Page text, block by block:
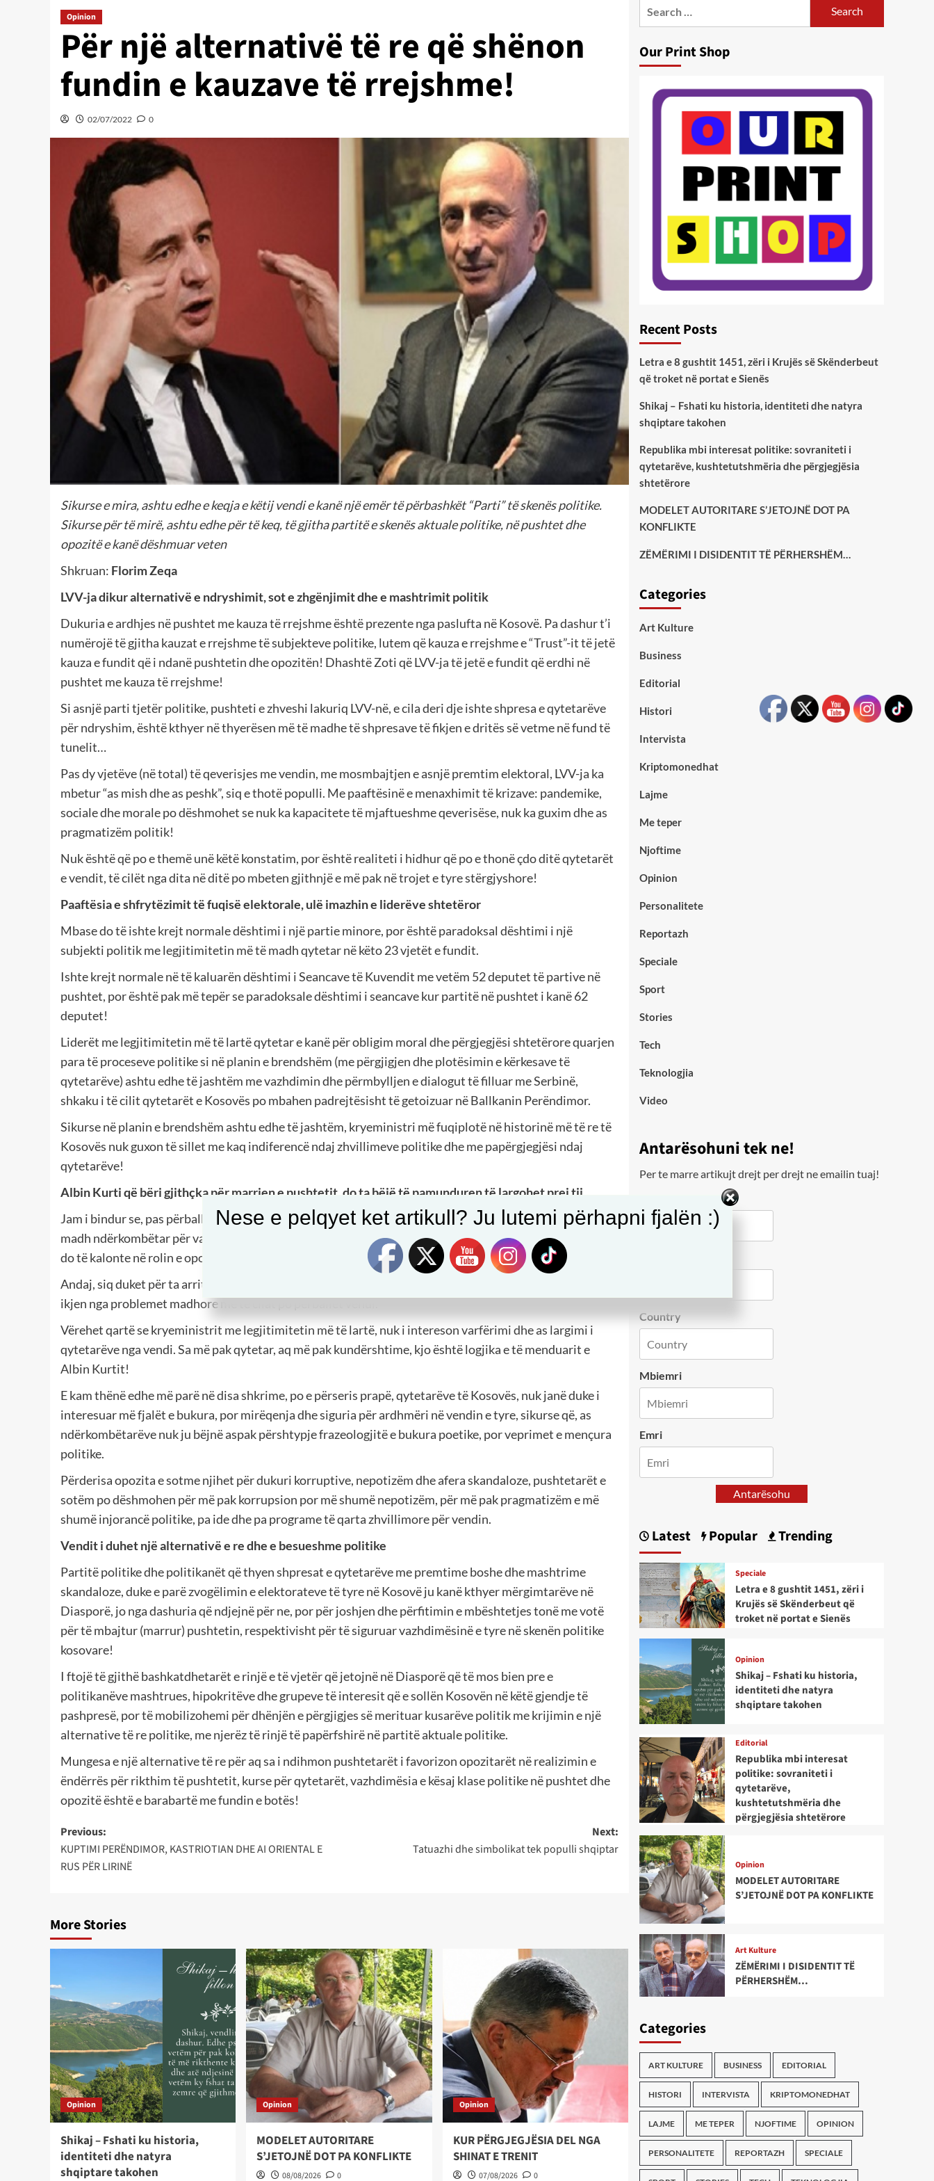
Opinion
Për një alternativë të re që shënon
fundin e kauzave të rrejshme!
02/07/2022 0
Sikurse e mira, ashtu edhe e keqja e këtij vendi e kanë një emër të përbashkët “Parti” të skenës politike.
Sikurse për të mirë, ashtu edhe për të keq, të gjitha partitë e skenës aktuale politike, në pushtet dhe
opozitë e kanë dëshmuar veten
Shkruan: Florim Zeqa
LVV-ja dikur alternativë e ndryshimit, sot e zhgënjimit dhe e mashtrimit politik
Dukuria e ardhjes në pushtet me kauza të rrejshme është prezente nga paslufta në Kosovë. Pa dashur t’i
numërojë të gjitha kauzat e rrejshme të subjekteve politike, lutem që kauza e rrejshme e “Trust”-it të jetë
kauza e fundit që i ndanë pushtetin dhe opozitën! Dhashtë Zoti që LVV-ja të jetë e fundit që erdhi në
pushtet me kauza të rrejshme!
Si asnjë parti tjetër politike, pushteti e zhveshi lakuriq LVV-në, e cila deri dje ishte shpresa e qytetarëve
për ndryshim, është kthyer në thyerësen më të madhe të shpresave të fikjen e dritës së vetme në fund të
tunelit…
Pas dy vjetëve (në total) të qeverisjes me vendin, me mosmbajtjen e asnjë premtim elektoral, LVV-ja ka
mbetur “as mish dhe as peshk”, siq e thotë populli. Me paaftësinë e menaxhimit të krizave: pandemike,
sociale dhe morale po dëshmohet se nuk ka kapacitete të mjaftueshme qeverisëse, nuk ka guxim dhe as
pragmatizëm politik!
Nuk është që po e themë unë këtë konstatim, por është realiteti i hidhur që po e thonë çdo ditë qytetarët
e vendit, të cilët nga dita në ditë po mbeten gjithnjë e më pak në trojet e tyre stërgjyshore!
Paaftësia e shfrytëzimit të fuqisë elektorale, ulë imazhin e liderëve shtetëror
Mbase do të ishte krejt normale dështimi i një partie minore, por është paradoksal dështimi i një
subjekti politik me legjitimitetin më të madh qytetar në këto 23 vjetët e fundit.
Ishte krejt normale në të kaluarën dështimi i Seancave të Kuvendit me vetëm 52 deputet të partive në
pushtet, por është pak më tepër se paradoksale dështimi i seancave kur partitë në pushtet i kanë 62
deputet!
Liderët me legjitimitetin më të lartë qytetar e kanë për obligim moral dhe përgjegjësi shtetërore quarjen
para të proceseve politike si në planin e brendshëm (me përgjigjen dhe plotësimin e kërkesave të
qytetarëve) ashtu edhe të jashtëm me vazhdimin dhe përmbylljen e dialogut të filluar me Serbinë,
shkaku i të cilit qytetarët e Kosovës po mbahen padrejtësisht të getoizuar në Ballkanin Perëndimor.
Sikurse në planin e brendshëm ashtu edhe të jashtëm, kryeministri më fuqiplotë në historinë më të re të
Kosovës nuk guxon të sillet me kaq indiferencë ndaj zhvillimeve politike dhe me papërgjegjësi ndaj
qytetarëve!
Albin Kurti që bëri gjithçka për marrjen e pushtetit, do ta bëjë të pamunduren të largohet prej tij
Jam i bindur se, pas përballjes me sfidat e pushtetit në kohë të krizave të mëdha sociale dhe presionit të
madh ndërkombëtar për vazhdimin e dialogut të filluar me Serbinë Bruksel, Albin Kurti më më dëshirë
do të kalonte në rolin e opozitarit sesa të pushtetarit!
Andaj, siq duket për ta arritur qëllimin e largimit nga pushteti, Albin Kurti e ka zgjedhur indiferencën dhe
ikjen nga problemet madhore me të cilat po përballet vendi.
Vërehet qartë se kryeministrit me legjitimitetin më të lartë, nuk i intereson varfërimi dhe as largimi i
qytetarëve nga vendi. Sa më pak qytetar, aq më pak kundërshtime, kjo është logjika e të menduarit e
Albin Kurtit!
E kam thënë edhe më parë në disa shkrime, po e përseris prapë, qytetarëve të Kosovës, nuk janë duke i
interesuar më fjalët e bukura, por mirëqenja dhe siguria për ardhmëri në vendin e tyre, sikurse që, as
ndërkombëtarëve nuk ju bëjnë aspak përshtypje frazeologjitë e bukura poetike, por veprimet e mençura
politike.
Përderisa opozita e sotme njihet për dukuri korruptive, nepotizëm dhe afera skandaloze, pushtetarët e
sotëm po dëshmohen për më pak korrupsion por më shumë nepotizëm, për më pak pragmatizëm e më
shumë injorancë politike, pa ide dhe pa programe të qarta zhvillimore për vendin.
Vendit i duhet një alternativë e re dhe e besueshme politike
Partitë politike dhe politikanët që thyen shpresat e qytetarëve me premtime boshe dhe mashtrime
skandaloze, duke e parë zvogëlimin e elektorateve të tyre në Kosovë ju kanë kthyer mërgimtarëve në
Diasporë, jo nga dashuria që ndjejnë për ne, por për joshjen dhe përfitimin e mbështetjes tonë me votë
për të mbajtur (marrur) pushtetin, respektivisht për të siguruar vazhdimësinë e tyre në skenën politike
kosovare!
I ftojë të gjithë bashkatdhetarët e rinjë e të vjetër që jetojnë në Diasporë që të mos bien pre e
politikanëve mashtrues, hipokritëve dhe grupeve të interesit që e sollën Kosovën në këtë gjendje të
pashpresë, por të mobilizohemi për dhënjën e përgjigjes së merituar kusarëve politik me krijimin e një
alternative të re politike, me njerëz të rinjë të papërfshirë në partitë aktuale politike.
Mungesa e një alternative të re për aq sa i ndihmon pushtetarët i favorizon opozitarët në realizimin e
ëndërrës për rikthim të pushtetit, kurse për qytetarët, vazhdimësia e kësaj klase politike në pushtet dhe
opozitë është e barabartë me fundin e botës!
Post
navigation
Previous:
KUPTIMI PERËNDIMOR, KASTRIOTIAN DHE AI ORIENTAL E
RUS PËR LIRINË
Next:
Tatuazhi dhe simbolikat tek populli shqiptar
More Stories
Opinion
Shikaj – Fshati ku historia,
identiteti dhe natyra
shqiptare takohen
Opinion
MODELET AUTORITARE
S’JETOJNË DOT PA KONFLIKTE
08/08/2026 0
Opinion
KUR PËRGJEGJËSIA DEL NGA
SHINAT E TRENIT
07/08/2026 0
Our Print Shop
Recent Posts
Letra e 8 gushtit 1451, zëri i Krujës së Skënderbeut
që troket në portat e Sienës
Shikaj – Fshati ku historia, identiteti dhe natyra
shqiptare takohen
Republika mbi interesat politike: sovraniteti i
qytetarëve, kushtetutshmëria dhe përgjegjësia
shtetërore
MODELET AUTORITARE S’JETOJNË DOT PA
KONFLIKTE
ZËMËRIMI I DISIDENTIT TË PËRHERSHËM…
Categories
Art Kulture
Business
Editorial
Histori
Intervista
Kriptomonedhat
Lajme
Me teper
Njoftime
Opinion
Personalitete
Reportazh
Speciale
Sport
Stories
Tech
Teknologjia
Video
Antarësohuni tek ne!
Per te marre artikujt drejt per drejt ne emailin tuaj!
Country
Mbiemri
Emri
Antarësohu
Latest Popular Trending
Speciale
Letra e 8 gushtit 1451, zëri i
Krujës së Skënderbeut që
troket në portat e Sienës
Opinion
Shikaj – Fshati ku historia,
identiteti dhe natyra
shqiptare takohen
Editorial
Republika mbi interesat
politike: sovraniteti i
qytetarëve,
kushtetutshmëria dhe
përgjegjësia shtetërore
Opinion
MODELET AUTORITARE
S’JETOJNË DOT PA KONFLIKTE
Art Kulture
ZËMËRIMI I DISIDENTIT TË
PËRHERSHËM…
Categories
ART KULTURE BUSINESS EDITORIAL
HISTORI INTERVISTA KRIPTOMONEDHAT
LAJME ME TEPER NJOFTIME OPINION
PERSONALITETE REPORTAZH SPECIALE
Nese e pelqyet ket artikull? Ju lutemi përhapni fjalën :)